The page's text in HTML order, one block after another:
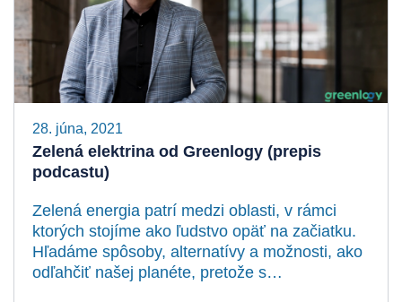
28. júna, 2021
Zelená elektrina od Greenlogy (prepis
podcastu)
Zelená energia patrí medzi oblasti, v rámci
ktorých stojíme ako ľudstvo opäť na začiatku.
Hľadáme spôsoby, alternatívy a možnosti, ako
odľahčiť našej planéte, pretože s…